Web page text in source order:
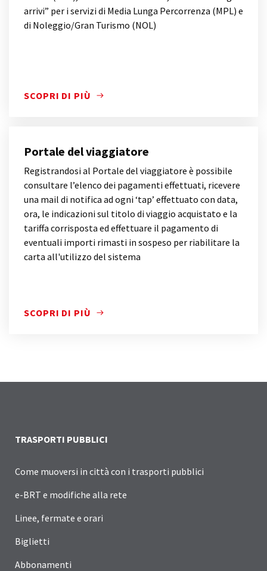
arrivi” per i servizi di Media Lunga Percorrenza (MPL) e
di Noleggio/Gran Turismo (NOL)
SCOPRI DI PIÙ
SCOPRI DI PIÙ
Portale del viaggiatore
Registrandosi al Portale del viaggiatore è possibile
consultare l’elenco dei pagamenti effettuati, ricevere
una mail di notifica ad ogni ‘tap’ effettuato con data,
ora, le indicazioni sul titolo di viaggio acquistato e la
tariffa corrisposta ed effettuare il pagamento di
eventuali importi rimasti in sospeso per riabilitare la
carta all'utilizzo del sistema
SCOPRI DI PIÙ
SCOPRI DI PIÙ
TRASPORTI PUBBLICI
Come muoversi in città con i trasporti pubblici
e-BRT e modifiche alla rete
Linee, fermate e orari
Biglietti
Abbonamenti